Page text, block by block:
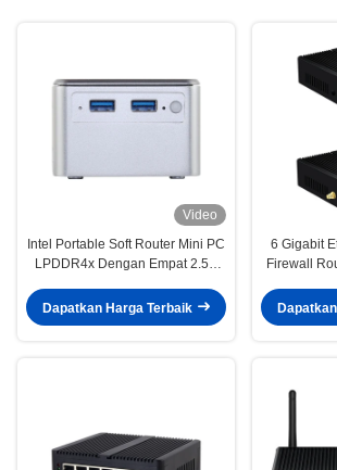
Video
Intel Portable Soft Router Mini PC
LPDDR4x Dengan Empat 2.5G
Dapatkan Harga Terbaik
6 Gigabit
Firewall